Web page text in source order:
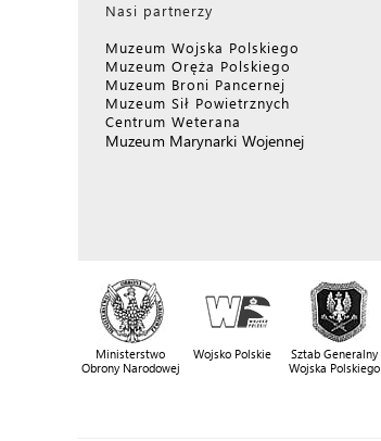
Nasi partnerzy
Muzeum Wojska Polskiego
Muzeum Oręża Polskiego
Muzeum Broni Pancernej
Muzeum Sił Powietrznych
Centrum Weterana
Muzeum Marynarki Wojennej
Ministerstwo
Obrony Narodowej
Wojsko Polskie
Sztab Generalny
Wojska Polskiego